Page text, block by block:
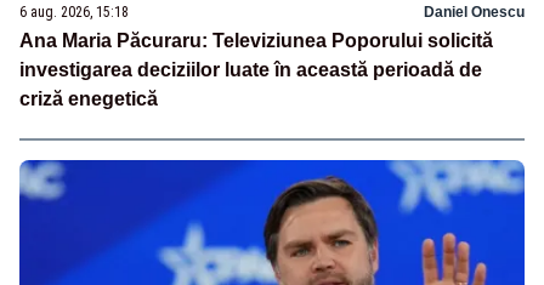
6 aug. 2026, 15:18 Daniel Onescu
Ana Maria Păcuraru: Televiziunea Poporului solicită
investigarea deciziilor luate în această perioadă de
criză enegetică